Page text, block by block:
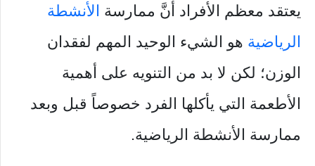
يعتقد معظم الأفراد أنَّ ممارسة الأنشطة
الرياضية هو الشيء الوحيد المهم لفقدان
الوزن؛ لكن لا بد من التنويه على أهمية
الأطعمة التي يأكلها الفرد خصوصاً قبل وبعد
ممارسة الأنشطة الرياضية.